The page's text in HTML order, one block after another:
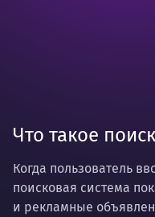
Что такое
Когда пользователь
поисковая система
и рекламные